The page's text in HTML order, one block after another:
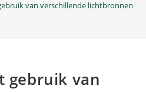
van verschillende lichtbronnen in
gebruik van